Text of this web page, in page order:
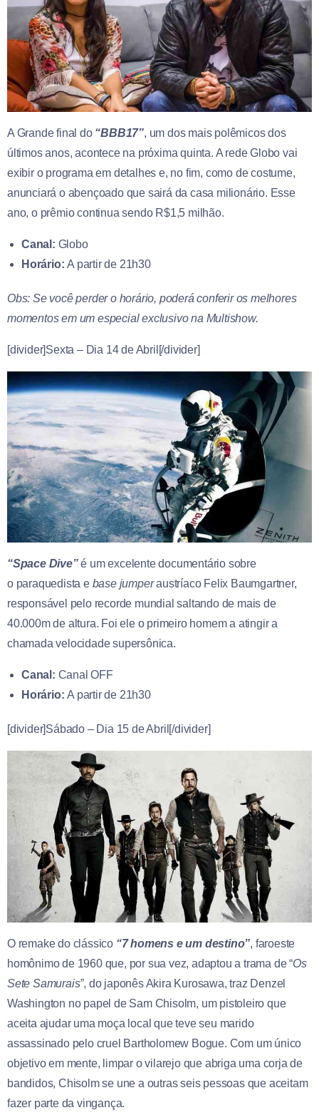
A Grande final do “BBB17”, um dos mais polêmicos dos
últimos anos, acontece na próxima quinta. A rede Globo vai
exibir o programa em detalhes e, no fim, como de costume,
anunciará o abençoado que sairá da casa milionário. Esse
ano, o prêmio continua sendo R$1,5 milhão.
Canal: Globo
Horário: A partir de 21h30
Obs: Se você perder o horário, poderá conferir os melhores
momentos em um especial exclusivo na Multishow.
[divider]Sexta – Dia 14 de Abril[/divider]
“Space Dive”é um excelente documentário sobre
o paraquedista e base jumperaustríaco Felix Baumgartner,
responsável pelo recorde mundial saltando de mais de
40.000m de altura. Foi ele o primeiro homem a atingir a
chamada velocidade supersônica.
Canal: Canal OFF
Horário: A partir de 21h30
[divider]Sábado – Dia 15 de Abril[/divider]
O remake do clássico “7 homens e um destino”, faroeste
homônimo de 1960 que, por sua vez, adaptou a trama de “Os
Sete Samurais”, do japonês Akira Kurosawa, traz Denzel
Washington no papel de Sam Chisolm, um pistoleiro que
aceita ajudar uma moça local que teve seu marido
assassinado pelo cruel Bartholomew Bogue. Com um único
objetivo em mente, limpar o vilarejo que abriga uma corja de
bandidos, Chisolm se une a outras seis pessoas que aceitam
fazer parte da vingança.